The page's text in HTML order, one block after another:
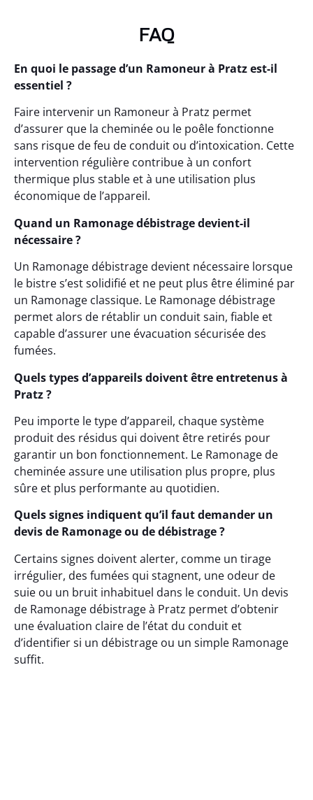
FAQ
En quoi le passage d’un Ramoneur à Pratz est-il
essentiel ?
Faire intervenir un Ramoneur à Pratz permet
d’assurer que la cheminée ou le poêle fonctionne
sans risque de feu de conduit ou d’intoxication. Cette
intervention régulière contribue à un confort
thermique plus stable et à une utilisation plus
économique de l’appareil.
Quand un Ramonage débistrage devient-il
nécessaire ?
Un Ramonage débistrage devient nécessaire lorsque
le bistre s’est solidifié et ne peut plus être éliminé par
un Ramonage classique. Le Ramonage débistrage
permet alors de rétablir un conduit sain, fiable et
capable d’assurer une évacuation sécurisée des
fumées.
Quels types d’appareils doivent être entretenus à
Pratz ?
Peu importe le type d’appareil, chaque système
produit des résidus qui doivent être retirés pour
garantir un bon fonctionnement. Le Ramonage de
cheminée assure une utilisation plus propre, plus
sûre et plus performante au quotidien.
Quels signes indiquent qu’il faut demander un
devis de Ramonage ou de débistrage ?
Certains signes doivent alerter, comme un tirage
irrégulier, des fumées qui stagnent, une odeur de
suie ou un bruit inhabituel dans le conduit. Un devis
de Ramonage débistrage à Pratz permet d’obtenir
une évaluation claire de l’état du conduit et
d’identifier si un débistrage ou un simple Ramonage
suffit.